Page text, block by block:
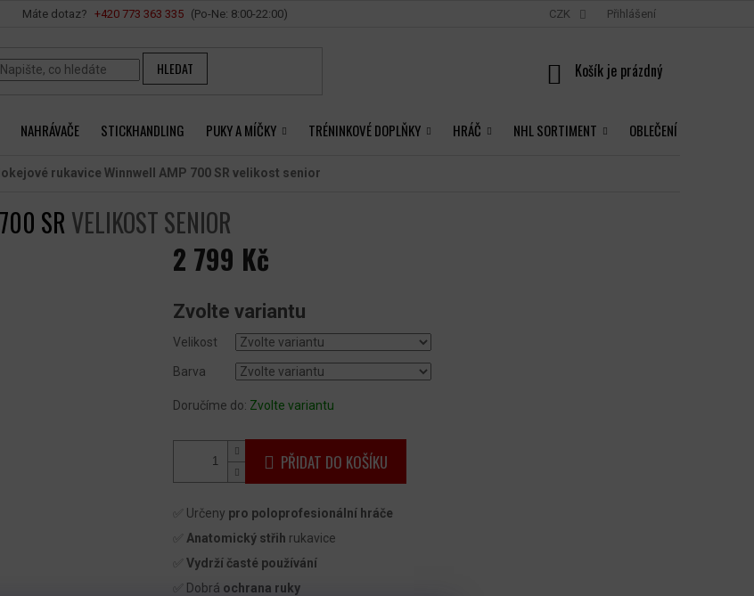
+420 ‭773 363 335 CZK Přihlášení
HLEDAT
NÁKUPNÍ
NAHRÁVAČE STICKHANDLING PUKY A MÍČKY TRÉNINKOVÉ DOPLŇKY HRÁČ NHL SORTIMENT OBLEČENÍ
rukavice Winnwell AMP 700 SR velikost senior
SR VELIKOST SENIOR
2 799 Kč
cena:
Zvolte variantu
Velikost
Barva
Doručíme do: Zvolte variantu
PŘIDAT DO KOŠÍKU
✅ Určeny pro poloprofesionální hráče
Anatomický střih rukavice
Vydrží časté používání
✅ Dobrá ochrana ruky